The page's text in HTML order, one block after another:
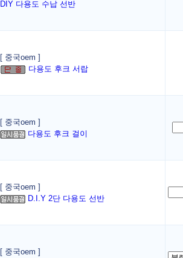
DIY 다용도 수납 선반
[ 중국oem ]
다용도 후크 서랍
[ 중국oem ]
다용도 후크 걸이
[ 중국oem ]
D.I.Y 2단 다용도 선반
[ 중국oem ]